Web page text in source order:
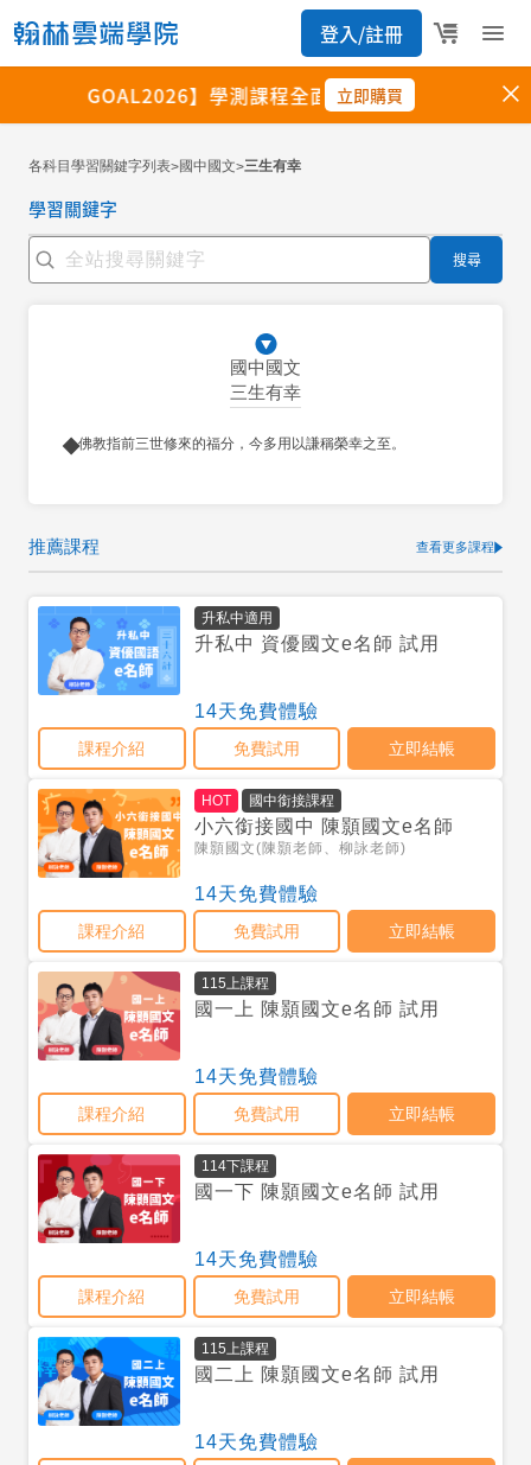
各科目學習關鍵字列表>國中國文>三生有幸
學習關鍵字
搜尋
國中國文
三生有幸
佛教指前三世修來的福分，今多用以謙稱榮幸之至。
推薦課程 查看更多課程